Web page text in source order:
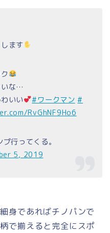
ます
いな…
いい
#ワークマン #
RvGhNF9Ho6
行ってくる。
5, 2019
身であればチノパンで
で揃えると完全にスポ